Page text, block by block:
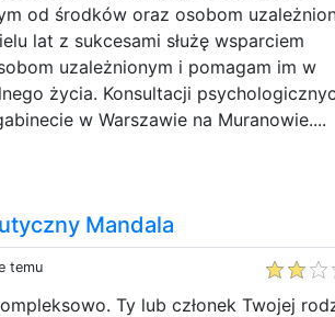
od środków oraz osobom
lat z sukcesami służę wsparciem
uzależnionym i pomagam im w
życia. Konsultacji
w Warszawie na Muranowie....
Mandala
temu
Ty lub członek Twojej